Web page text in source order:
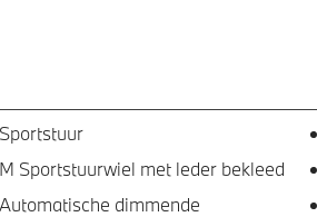
Sportstuur
M Sportstuurwiel met leder bekleed
Automatische dimmende